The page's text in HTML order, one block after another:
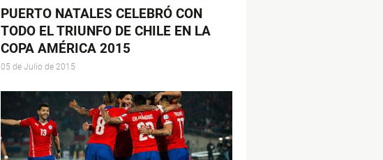
PUERTO NATALES CELEBRÓ CON
TODO EL TRIUNFO DE CHILE EN LA
COPA AMÉRICA 2015
05 de Julio de 2015